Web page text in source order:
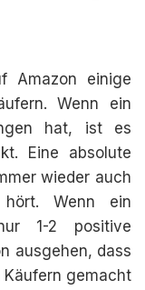
Amazon einige
Wenn ein
hat, ist es
Eine absolute
wieder auch
hört. Wenn ein
1-2 positive
ausgehen, dass
gemacht